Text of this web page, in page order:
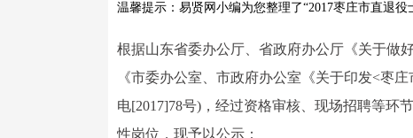
温馨提示：易贤网小编为您整理了“2017枣庄市直退
根据山东省委办公厅、省政府办公厅《关于做
《市委办公室、市政府办公室《关于印发<枣
电[2017]78号)，经过资格审核、现场招聘等环
性岗位，现予以公示：